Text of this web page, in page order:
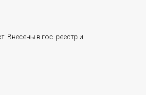
Внесены в гос. реестр и